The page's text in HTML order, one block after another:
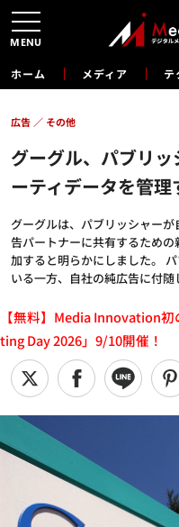
ホーム メディア テ
グーグル、パブリ
ーティデータを管理
グーグルは、パブリッシャー
告パートナーに共有するため
加すると明らかにしました。
いる一方、自社の純広告に付
広告 その他
【無料】Media Innovation
ting Day 2026」9/10開催！
MENU